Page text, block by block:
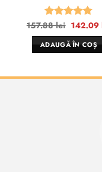
Evaluat la
5din 5
157.88lei Prețul
inițial
a
fost:
157.88
142.09
ADAUGĂ ÎN COȘ